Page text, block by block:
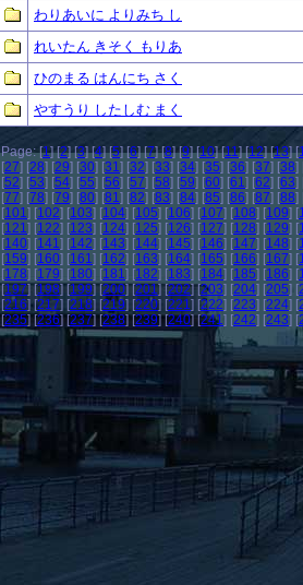
わりあいに よりみち し
れいたん きそく もりあ
ひのまる はんにち さく
やすうり したしむ まく
Page: [1] [2] [3] [4] [5] [6] [7] [8] [9] [10] [11] [12] [13] [
[27] [28] [29] [30] [31] [32] [33] [34] [35] [36] [37] [38]
[52] [53] [54] [55] [56] [57] [58] [59] [60] [61] [62] [63]
[77] [78] [79] [80] [81] [82] [83] [84] [85] [86] [87] [88]
[101] [102] [103] [104] [105] [106] [107] [108] [109] [
[121] [122] [123] [124] [125] [126] [127] [128] [129] [
[140] [141] [142] [143] [144] [145] [146] [147] [148] [
[159] [160] [161] [162] [163] [164] [165] [166] [167] [
[178] [179] [180] [181] [182] [183] [184] [185] [186] [
[197] [198] [199] [200] [201] [202] [203] [204] [205] [
[216] [217] [218] [219] [220] [221] [222] [223] [224] [
[235] [236] [237] [238] [239] [240] [241] [242] [243] [